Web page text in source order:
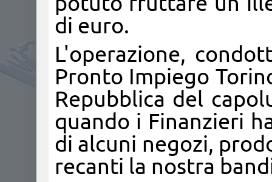
di euro.
L'operazione,
Pronto Impiego
Repubblica del
quando i Finanzieri
di alcuni negozi,
recanti la nostra